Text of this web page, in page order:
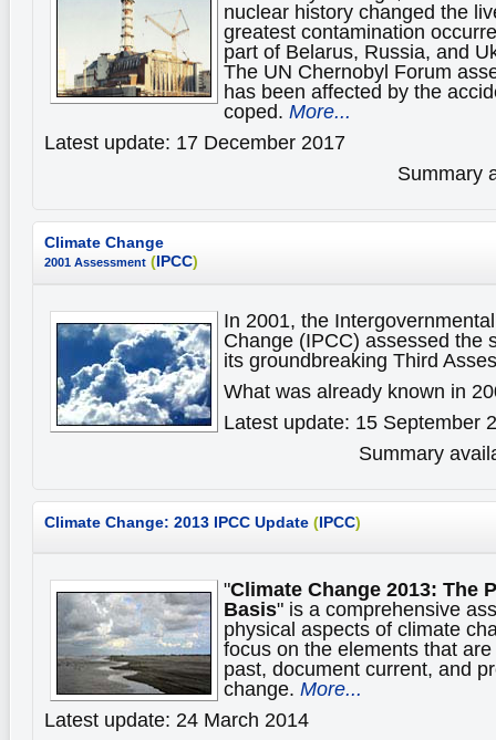
nuclear history changed the
greatest contamination
part of Belarus, Russia, and
The UN Chernobyl Forum
has been affected by the
coped. More...
Latest update: 17 December 2017
Summary
Climate Change
2001 Assessment (IPCC)
In 2001, the
Change (IPCC) assessed the
its groundbreaking Third
What was already known in
Latest update: 15 September
Summary
Climate Change: 2013 IPCC Update (IPCC)
"Climate Change 2013: The
Basis" is a comprehensive
physical aspects of climate
focus on the elements that
past, document current, and
change. More...
Latest update: 24 March 2014